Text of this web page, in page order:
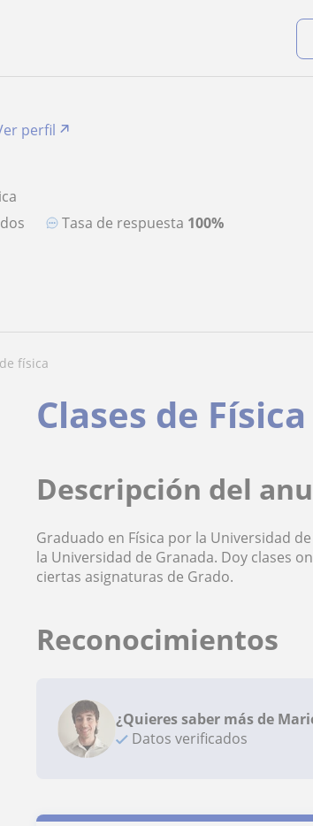
perfil
Tasa de respuesta 100%
de física
Clases de Física
Descripción del
Graduado en Física por la Universidad
la Universidad de Granada. Doy clases
ciertas asignaturas de Grado.
Reconocimientos
¿Quieres saber más de
Datos verificados